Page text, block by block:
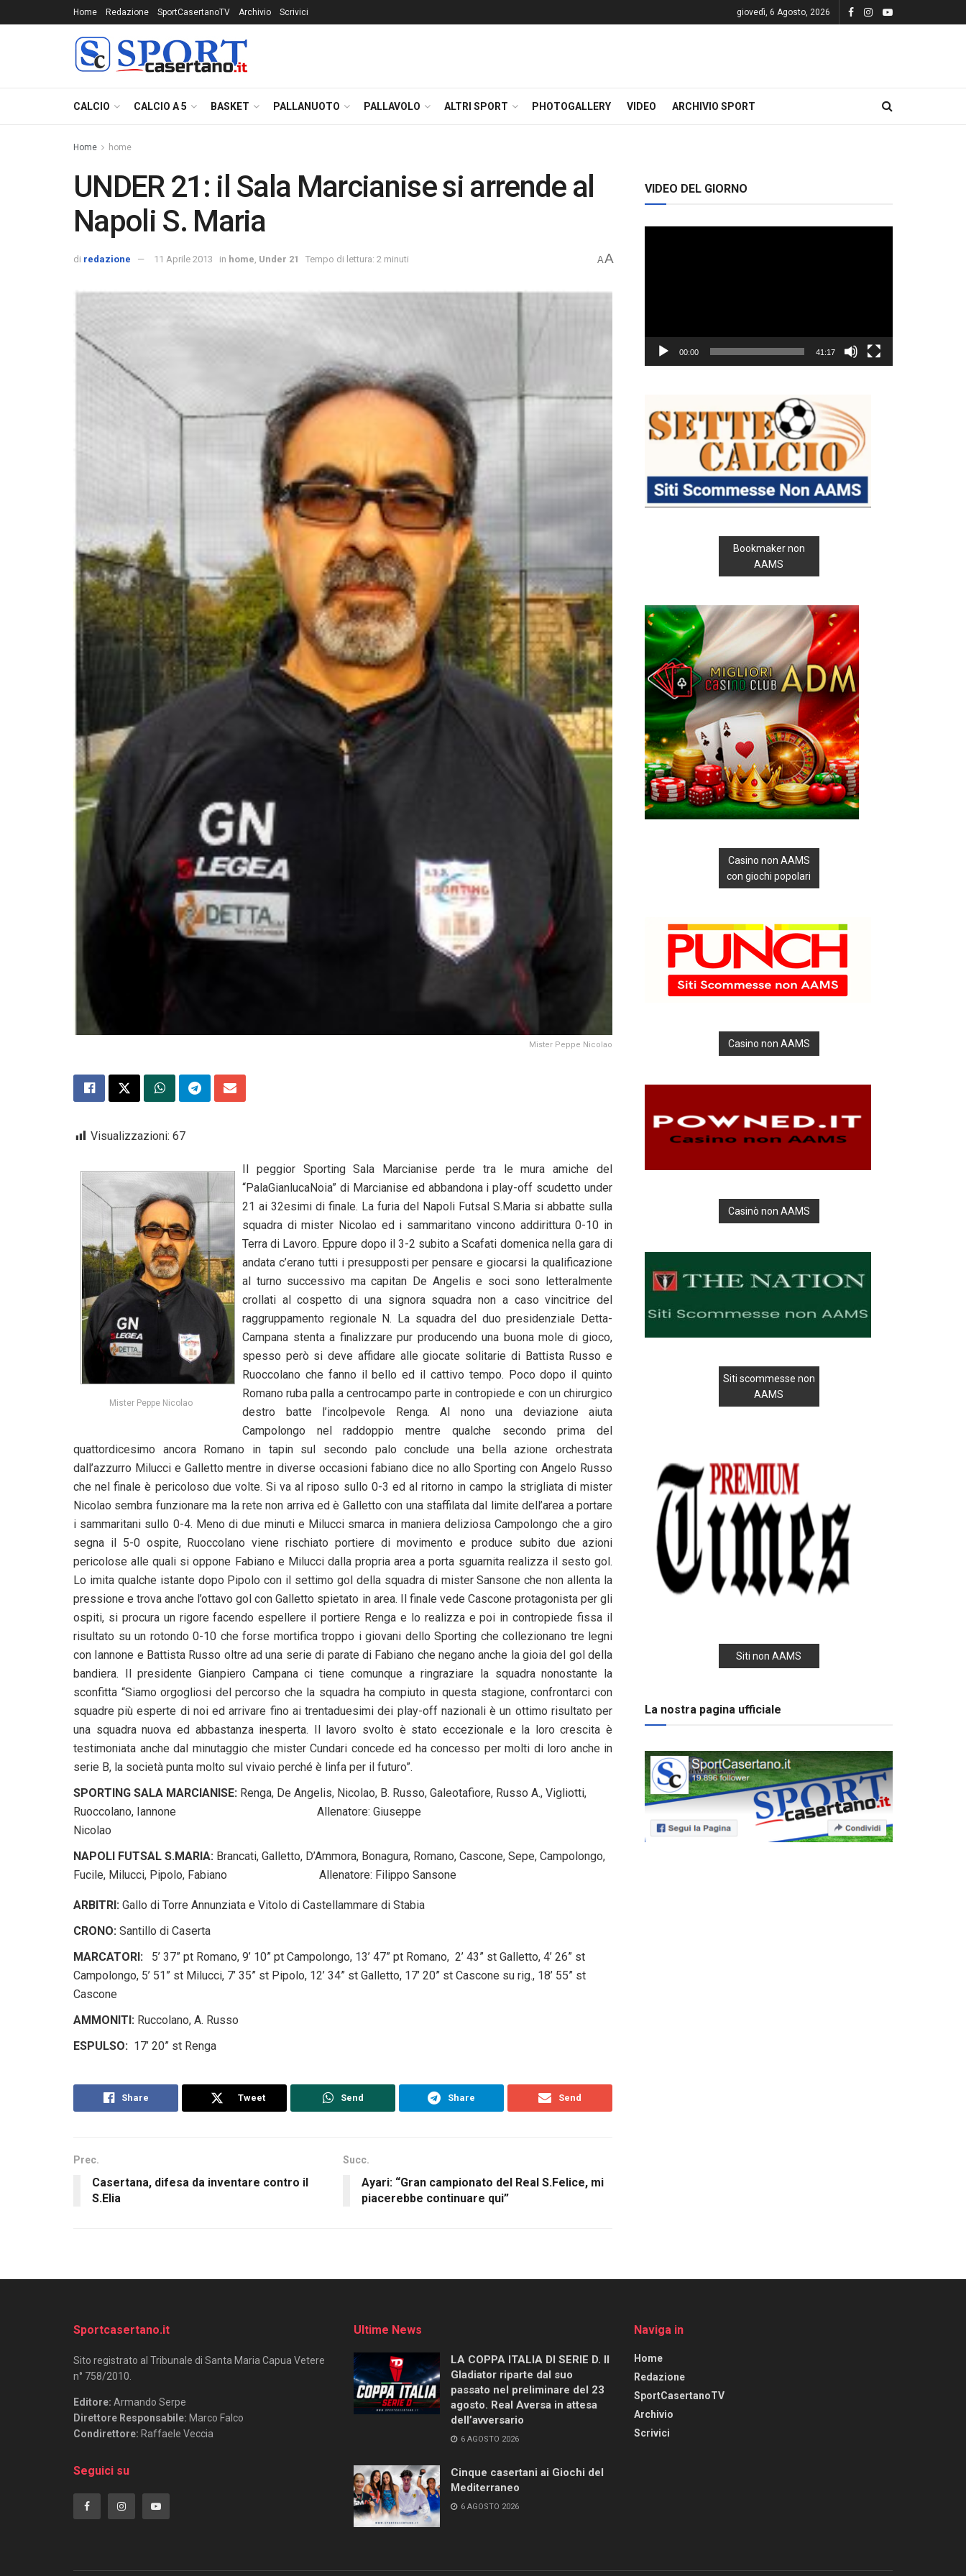
Home Redazione SportCasertanoTV Archivio Scrivici giovedì, 6 Agosto, 2026
CALCIO CALCIO A 5 BASKET PALLANUOTO PALLAVOLO ALTRI SPORT PHOTOGALLERY VIDEO ARCHIVIO SPORT
Home home
UNDER 21: il Sala Marcianise si arrende al
Napoli S. Maria
di redazione 11 Aprile 2013 in home Under 21 Tempo di lettura: 2 minuti AA
Mister Peppe Nicolao
Visualizzazioni: 67
Mister Peppe Nicolao
Il peggior Sporting Sala Marcianise perde tra le mura amiche del
“PalaGianlucaNoia” di Marcianise ed abbandona i play-off scudetto under
21 ai 32esimi di finale. La furia del Napoli Futsal S.Maria si abbatte sulla
squadra di mister Nicolao ed i sammaritano vincono addirittura 0-10 in
Terra di Lavoro. Eppure dopo il 3-2 subito a Scafati domenica nella gara di
andata c’erano tutti i presupposti per pensare e giocarsi la qualificazione
al turno successivo ma capitan De Angelis e soci sono letteralmente
crollati al cospetto di una signora squadra non a caso vincitrice del
raggruppamento regionale N. La squadra del duo presidenziale Detta-
Campana stenta a finalizzare pur producendo una buona mole di gioco,
spesso però si deve affidare alle giocate solitarie di Battista Russo e
Ruoccolano che fanno il bello ed il cattivo tempo. Poco dopo il quinto
Romano ruba palla a centrocampo parte in contropiede e con un chirurgico
destro batte l’incolpevole Renga. Al nono una deviazione aiuta
Campolongo nel raddoppio mentre qualche secondo prima del
quattordicesimo ancora Romano in tapin sul secondo palo conclude una bella azione orchestrata
dall’azzurro Milucci e Galletto mentre in diverse occasioni fabiano dice no allo Sporting con Angelo Russo
che nel finale è pericoloso due volte. Si va al riposo sullo 0-3 ed al ritorno in campo la strigliata di mister
Nicolao sembra funzionare ma la rete non arriva ed è Galletto con una staffilata dal limite dell’area a portare
i sammaritani sullo 0-4. Meno di due minuti e Milucci smarca in maniera deliziosa Campolongo che a giro
segna il 5-0 ospite, Ruoccolano viene rischiato portiere di movimento e produce subito due azioni
pericolose alle quali si oppone Fabiano e Milucci dalla propria area a porta sguarnita realizza il sesto gol.
Lo imita qualche istante dopo Pipolo con il settimo gol della squadra di mister Sansone che non allenta la
pressione e trova anche l’ottavo gol con Galletto spietato in area. Il finale vede Cascone protagonista per gli
ospiti, si procura un rigore facendo espellere il portiere Renga e lo realizza e poi in contropiede fissa il
risultato su un rotondo 0-10 che forse mortifica troppo i giovani dello Sporting che collezionano tre legni
con Iannone e Battista Russo oltre ad una serie di parate di Fabiano che negano anche la gioia del gol della
bandiera. Il presidente Gianpiero Campana ci tiene comunque a ringraziare la squadra nonostante la
sconfitta “Siamo orgogliosi del percorso che la squadra ha compiuto in questa stagione, confrontarci con
squadre più esperte di noi ed arrivare fino ai trentaduesimi dei play-off nazionali è un ottimo risultato per
una squadra nuova ed abbastanza inesperta. Il lavoro svolto è stato eccezionale e la loro crescita è
testimoniata anche dal minutaggio che mister Cundari concede ed ha concesso per molti di loro anche in
serie B, la società punta molto sul vivaio perché è linfa per il futuro”.
SPORTING SALA MARCIANISE: Renga, De Angelis, Nicolao, B. Russo, Galeotafiore, Russo A., Vigliotti,
Ruoccolano, Iannone Allenatore: Giuseppe
Nicolao
NAPOLI FUTSAL S.MARIA: Brancati, Galletto, D’Ammora, Bonagura, Romano, Cascone, Sepe, Campolongo,
Fucile, Milucci, Pipolo, Fabiano Allenatore: Filippo Sansone
ARBITRI: Gallo di Torre Annunziata e Vitolo di Castellammare di Stabia
CRONO: Santillo di Caserta
MARCATORI:
5’ 37” pt Romano, 9’ 10” pt Campolongo, 13’ 47” pt Romano, 2’ 43” st Galletto, 4’ 26” st
Campolongo, 5’ 51” st Milucci, 7’ 35” st Pipolo, 12’ 34” st Galletto, 17’ 20” st Cascone su rig., 18’ 55” st
Cascone
AMMONITI: Ruccolano, A. Russo
ESPULSO: 17’ 20” st Renga
Share Tweet Send Share Send
Prec.
Casertana, difesa da inventare contro il
S.Elia
Succ.
Ayari: “Gran campionato del Real S.Felice, mi
piacerebbe continuare qui”
VIDEO DEL GIORNO
00:00 41:17
Bookmaker non
AAMS
Casino non AAMS
con giochi popolari
Casino non AAMS
Casinò non AAMS
Siti scommesse non
AAMS
Siti non AAMS
La nostra pagina ufficiale
Sportcasertano.it
Sito registrato al Tribunale di Santa Maria Capua Vetere
n° 758/2010.
Editore: Armando Serpe
Direttore Responsabile: Marco Falco
Condirettore: Raffaele Veccia
Seguici su
Ultime News
LA COPPA ITALIA DI SERIE D. Il
Gladiator riparte dal suo
passato nel preliminare del 23
agosto. Real Aversa in attesa
dell’avversario
6 AGOSTO 2026
Cinque casertani ai Giochi del
Mediterraneo
6 AGOSTO 2026
Naviga in
Home
Redazione
SportCasertanoTV
Archivio
Scrivici